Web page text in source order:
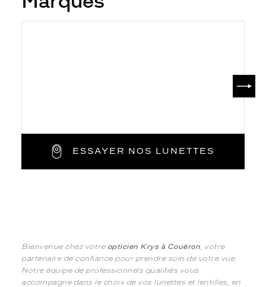
ESSAYER NOS LUNETTES
Bienvenue chez votre opticien Krys à Couëron , votre
partenaire de confiance pour prendre soin de votre vue.
Notre équipe de professionnels qualifiés vous
accompagne dans le choix de vos lunettes et lentilles, en